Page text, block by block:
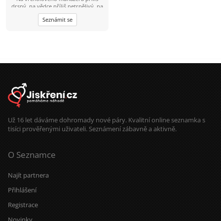
drsný, na vědce příliš netrpělivý, na
mafiána příliš opatrný, na
úspěšného investora příliš líný, na
lenocha příliš aktivní, na to abych
nebo taky ne. Blíženci nemusí. :-)
Seznámit se
Už 16 let dáváme dohromady nové páry. Kvalitní online seznamka s
tisíci prověřenými uživateli. Seznámení zábavně a aktivně.
O Seznamce
Najít partnera
Přihlášení
Registrace